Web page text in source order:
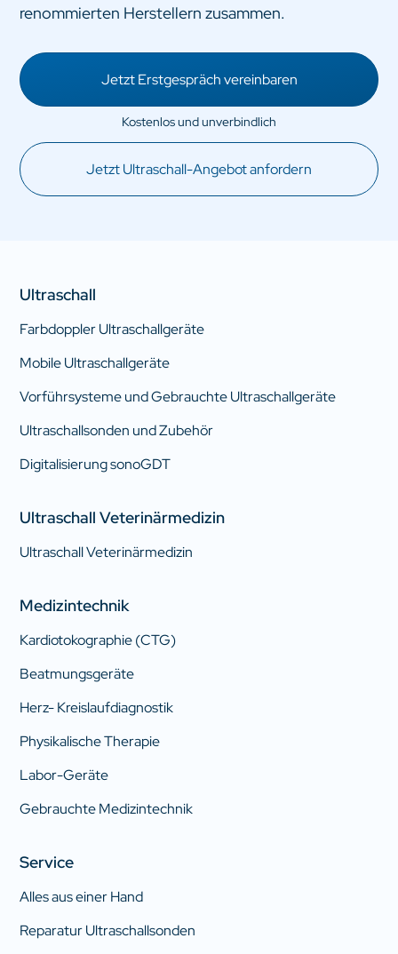
renommierten Herstellern zusammen.
Jetzt Erstgespräch vereinbaren
Jetzt Ultraschall-Angebot anfordern
Ultraschall
Farbdoppler Ultraschallgeräte
Mobile Ultraschallgeräte
Vorführsysteme und Gebrauchte Ultraschallgeräte
Ultraschallsonden und Zubehör
Digitalisierung sonoGDT
Ultraschall Veterinärmedizin
Ultraschall Veterinärmedizin
Medizintechnik
Kardiotokographie (CTG)
Beatmungsgeräte
Herz- Kreislaufdiagnostik
Physikalische Therapie
Labor-Geräte
Gebrauchte Medizintechnik
Service
Alles aus einer Hand
Reparatur Ultraschallsonden